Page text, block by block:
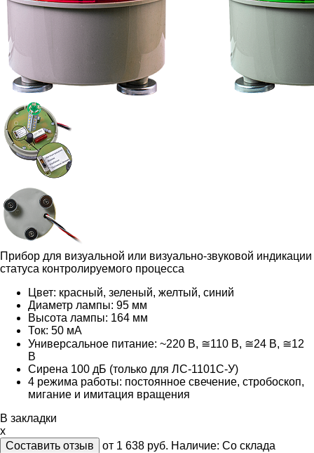
Прибор для визуальной или визуально-звуковой индикации
статуса контролируемого процесса
Цвет: красный, зеленый, желтый, синий
Диаметр лампы: 95 мм
Высота лампы: 164 мм
Ток: 50 мА
Универсальное питание: ~220 В, ≅110 В, ≅24 В, ≅12
В
Сирена 100 дБ (только для ЛС-1101С-У)
4 режима работы: постоянное свечение, стробоскоп,
мигание и имитация вращения
В закладки
x
Составить отзыв
от 1 638 руб. Наличие: Со склада